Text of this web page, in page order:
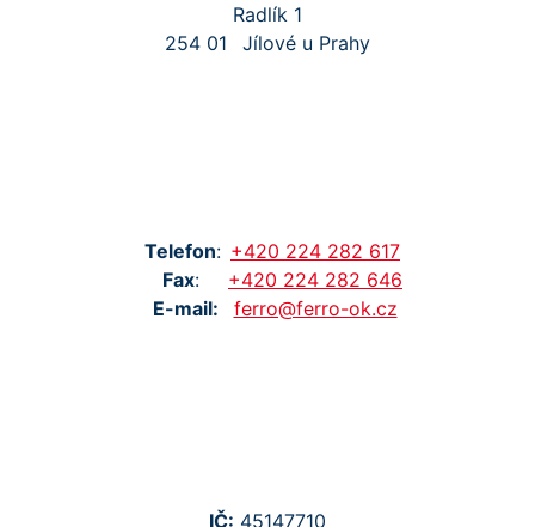
Radlík 1
254 01
Jílové u Prahy
Telefon: +420 224 282 617
Fax: +420 224 282 646
E-mail:
ferro@ferro-ok.cz
IČ: 45147710